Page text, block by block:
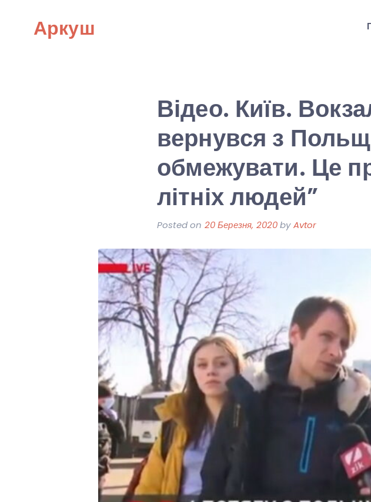
Аркуш
Відео. Київ.
вернувся з
обмежувати. Це
літніх людей”
Posted on 20 Березня, 2020byAvtor